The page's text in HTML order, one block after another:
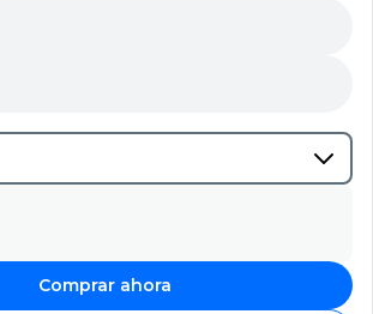
Comprar ahora